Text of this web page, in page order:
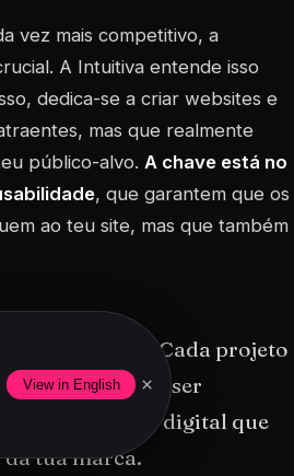
View in English ×
vez mais competitivo, a
A Intuitiva entende isso
dedica-se a criar websites e
mas que realmente
público-alvo. A chave está no
, que garantem que os
ao teu site, mas que também
o nosso forte. Cada projeto
pronta para ser
obra de arte digital que
da tua marca.